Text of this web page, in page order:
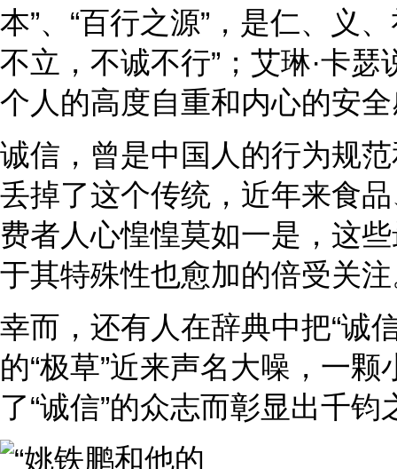
本”、“百行之源”，是仁、义
不立，不诚不行”；艾琳·卡
个人的高度自重和内心的安
诚信，曾是中国人的行为规
丢掉了这个传统，近年来食
费者人心惶惶莫如一是，这
于其特殊性也愈加的倍受关
幸而，还有人在辞典中把“诚
的“极草”近来声名大噪，一
了“诚信”的众志而彰显出千钧